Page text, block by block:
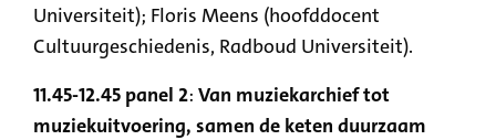
Universiteit); Floris Meens (hoofddocent
Cultuurgeschiedenis, Radboud Universiteit).
11.45-12.45 panel 2: Van muziekarchief tot
muziekuitvoering, samen de keten duurzaam